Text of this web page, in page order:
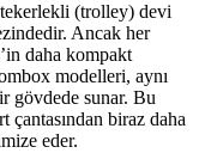
(trolley) devi
Ancak her
daha kompakt
modelleri, aynı
gövdede sunar. Bu
biraz daha
eder.